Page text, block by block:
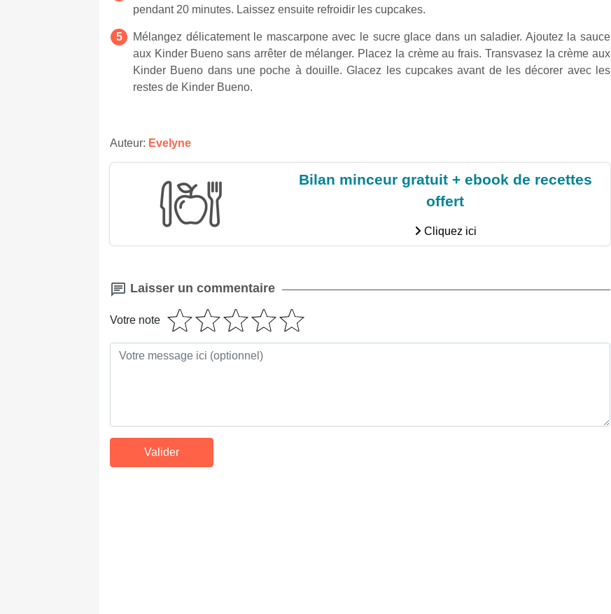
pendant 20 minutes. Laissez ensuite refroidir les cupcakes.
Mélangez délicatement le mascarpone avec le sucre glace dans un saladier. Ajoutez la sauce
aux Kinder Bueno sans arrêter de mélanger. Placez la crème au frais. Transvasez la crème aux
Kinder Bueno dans une poche à douille. Glacez les cupcakes avant de les décorer avec les
restes de Kinder Bueno.
Auteur: Evelyne
Bilan minceur gratuit + ebook de recettes
offert
Cliquez ici
Laisser un commentaire
Votre note